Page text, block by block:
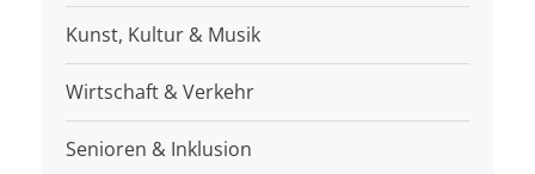
Kunst, Kultur & Musik
Wirtschaft & Verkehr
Senioren & Inklusion